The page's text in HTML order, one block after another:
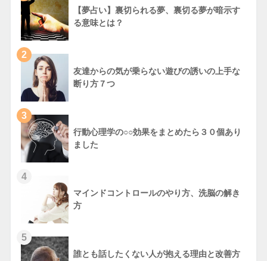
【夢占い】裏切られる夢、裏切る夢が暗示す
る意味とは？
2
友達からの気が乗らない遊びの誘いの上手な
断り方７つ
3
行動心理学の○○効果をまとめたら３０個あり
ました
4
マインドコントロールのやり方、洗脳の解き
方
5
誰とも話したくない人が抱える理由と改善方